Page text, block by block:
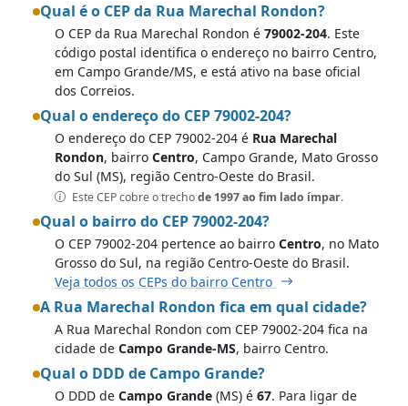
Qual é o CEP da Rua Marechal Rondon?
O CEP da Rua Marechal Rondon é 79002-204. Este
código postal identifica o endereço no bairro Centro,
em Campo Grande/MS, e está ativo na base oficial
dos Correios.
Qual o endereço do CEP 79002-204?
O endereço do CEP 79002-204 é Rua Marechal
Rondon, bairro Centro, Campo Grande, Mato Grosso
do Sul (MS), região Centro-Oeste do Brasil.
Este CEP cobre o trechode 1997 ao fim lado ímpar.
Qual o bairro do CEP 79002-204?
O CEP 79002-204 pertence ao bairro Centro, no Mato
Grosso do Sul, na região Centro-Oeste do Brasil.
Veja todos os CEPs do bairro Centro
A Rua Marechal Rondon fica em qual cidade?
A Rua Marechal Rondon com CEP 79002-204 fica na
cidade de Campo Grande-MS, bairro Centro.
Qual o DDD de Campo Grande?
O DDD de Campo Grande (MS) é 67. Para ligar de